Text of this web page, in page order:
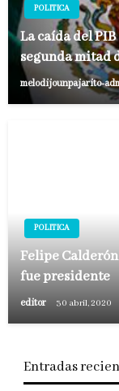
POLITICA
La caída del
segunda mitad
melodijounpajarito-
POLITICA
Felipe
fue presidente
editor 30 abril, 2020
Entradas